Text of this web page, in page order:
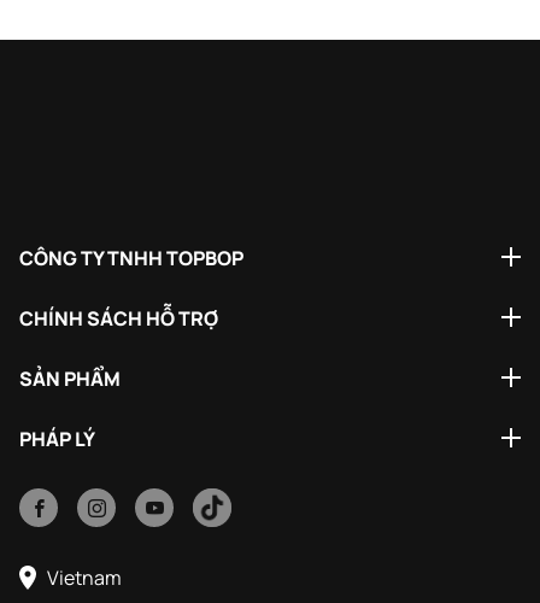
CÔNG TY TNHH TOPBOP
CHÍNH SÁCH HỖ TRỢ
SẢN PHẨM
PHÁP LÝ
Vietnam